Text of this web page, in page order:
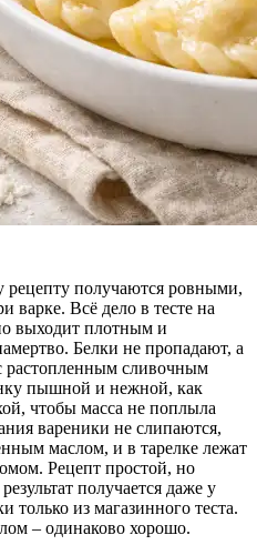
рецепту получаются ровными,
варке. Всё дело в тесте на
выходит плотным и
Белки не пропадают, а
растопленным сливочным
пышной и нежной, как
чтобы масса не поплыла
вареники не слипаются,
маслом, и в тарелке лежат
Рецепт простой, но
получается даже у
только из магазинного теста.
– одинаково хорошо.